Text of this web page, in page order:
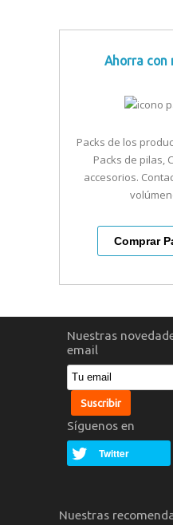
Ahorra con
Packs de los
Packs de pilas,
accesorios.
Comprar
Nuestras
email
Síguenos en
Twitter
Nuestras